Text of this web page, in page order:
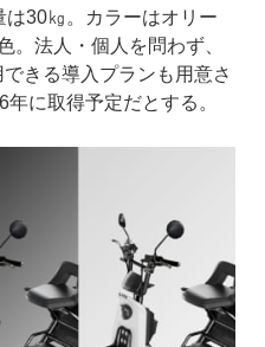
30㎏。カラーはオリー
。法人・個人を問わず、
きる導入プランも用意さ
に取得予定だとする。